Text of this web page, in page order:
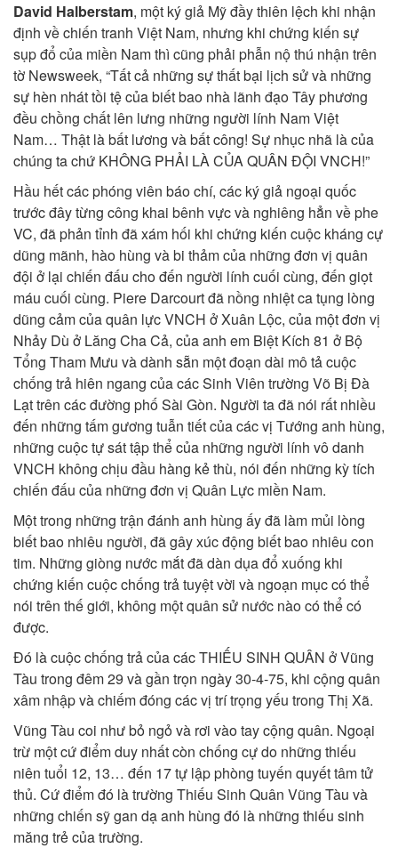
David Halberstam, một ký giả Mỹ đầy thiên lệch khi nhận
định về chiến tranh Việt Nam, nhưng khi chứng kiến sự
sụp đổ của miền Nam thì cũng phải phẫn nộ thú nhận trên
tờ Newsweek, “Tất cả những sự thất bại lịch sử và những
sự hèn nhát tồi tệ của biết bao nhà lãnh đạo Tây phương
đều chồng chất lên lưng những người lính Nam Việt
Nam… Thật là bất lương và bất công! Sự nhục nhã là của
chúng ta chứ KHÔNG PHẢI LÀ CỦA QUÂN ĐỘI VNCH!”
Hầu hết các phóng viên báo chí, các ký giả ngoại quốc
trước đây từng công khai bênh vực và nghiêng hẳn về phe
VC, đã phản tỉnh đã xám hối khi chứng kiến cuộc kháng cự
dũng mãnh, hào hùng và bi thảm của những đơn vị quân
đội ở lại chiến đấu cho đến người lính cuối cùng, đến giọt
máu cuối cùng. Piere Darcourt đã nồng nhiệt ca tụng lòng
dũng cảm của quân lực VNCH ở Xuân Lộc, của một đơn vị
Nhảy Dù ở Lăng Cha Cả, của anh em Biệt Kích 81 ở Bộ
Tổng Tham Mưu và dành sẵn một đoạn dài mô tả cuộc
chống trả hiên ngang của các Sinh Viên trường Võ Bị Đà
Lạt trên các đường phố Sài Gòn. Người ta đã nói rất nhiều
đến những tấm gương tuẫn tiết của các vị Tướng anh hùng,
những cuộc tự sát tập thể của những người lính vô danh
VNCH không chịu đầu hàng kẻ thù, nói đến những kỳ tích
chiến đấu của những đơn vị Quân Lực miền Nam.
Một trong những trận đánh anh hùng ấy đã làm mủi lòng
biết bao nhiêu người, đã gây xúc động biết bao nhiêu con
tim. Những giòng nước mắt đã dàn dụa đổ xuống khi
chứng kiến cuộc chống trả tuyệt vời và ngoạn mục có thể
nói trên thế giới, không một quân sử nước nào có thể có
được.
Đó là cuộc chống trả của các THIẾU SINH QUÂN ở Vũng
Tàu trong đêm 29 và gần trọn ngày 30-4-75, khi cộng quân
xâm nhập và chiếm đóng các vị trí trọng yếu trong Thị Xã.
Vũng Tàu coi như bỏ ngỏ và rơi vào tay cộng quân. Ngoại
trừ một cứ điểm duy nhất còn chống cự do những thiếu
niên tuổi 12, 13… đến 17 tự lập phòng tuyến quyết tâm tử
thủ. Cứ điểm đó là trường Thiếu Sinh Quân Vũng Tàu và
những chiến sỹ gan dạ anh hùng đó là những thiếu sinh
măng trẻ của trường.